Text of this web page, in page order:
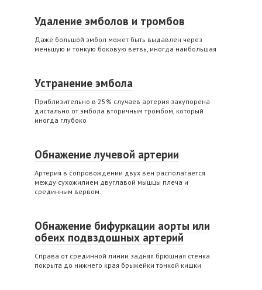
Удаление эмболов и тромбов
Даже большой эмбол может быть выдавлен через
меньшую и тонкую боковую ветвь, иногда наибольшая
Устранение эмбола
Приблизительно в 25% случаев артерия закупорена
дистально от эмбола вторичным тромбом, который
иногда глубоко
Обнажение лучевой артерии
Артерия в сопровождении двух вен располагается
между сухожилием двуглавой мышцы плеча и
срединным вервом.
Обнажение бифуркации аорты или
обеих подвздошных артерий
Справа от срединной линии задняя брюшная стенка
покрыта до нижнего края брыжейки тонкой кишки